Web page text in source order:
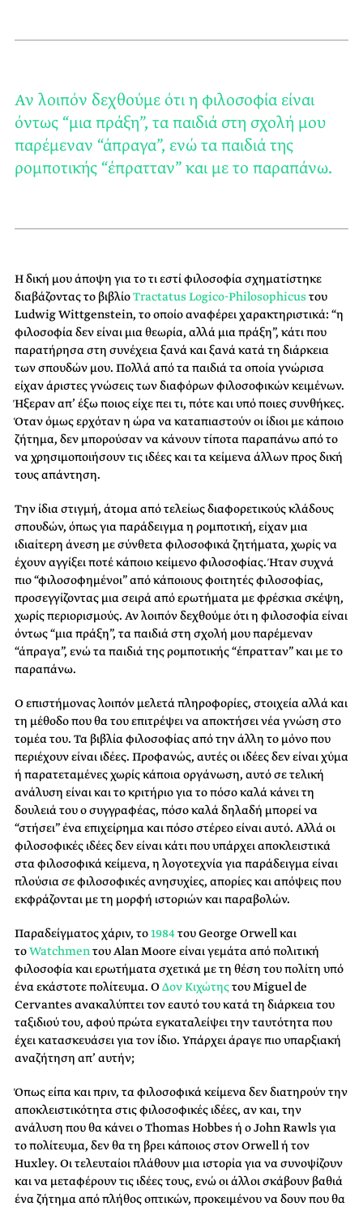
Αν λοιπόν δεχθούμε ότι η φιλοσοφία είναι
όντως “μια πράξη”, τα παιδιά στη σχολή μου
παρέμεναν “άπραγα”, ενώ τα παιδιά της
ρομποτικής “έπρατταν” και με το παραπάνω.
Η δική μου άποψη για το τι εστί φιλοσοφία σχηματίστηκε
διαβάζοντας το βιβλίοTractatus Logico-Philosophicusτου
Ludwig Wittgenstein, το οποίο αναφέρει χαρακτηριστικά: “η
φιλοσοφία δεν είναι μια θεωρία, αλλά μια πράξη”, κάτι που
παρατήρησα στη συνέχεια ξανά και ξανά κατά τη διάρκεια
των σπουδών μου. Πολλά από τα παιδιά τα οποία γνώρισα
είχαν άριστες γνώσεις των διαφόρων φιλοσοφικών κειμένων.
Ήξεραν απ’ έξω ποιος είχε πει τι, πότε και υπό ποιες συνθήκες.
Όταν όμως ερχόταν η ώρα να καταπιαστούν οι ίδιοι με κάποιο
ζήτημα, δεν μπορούσαν να κάνουν τίποτα παραπάνω από το
να χρησιμοποιήσουν τις ιδέες και τα κείμενα άλλων προς δική
τους απάντηση.
Την ίδια στιγμή, άτομα από τελείως διαφορετικούς κλάδους
σπουδών, όπως για παράδειγμα η ρομποτική, είχαν μια
ιδιαίτερη άνεση με σύνθετα φιλοσοφικά ζητήματα, χωρίς να
έχουν αγγίξει ποτέ κάποιο κείμενο φιλοσοφίας. Ήταν συχνά
πιο “φιλοσοφημένοι” από κάποιους φοιτητές φιλοσοφίας,
προσεγγίζοντας μια σειρά από ερωτήματα με φρέσκια σκέψη,
χωρίς περιορισμούς. Αν λοιπόν δεχθούμε ότι η φιλοσοφία είναι
όντως “μια πράξη”, τα παιδιά στη σχολή μου παρέμεναν
“άπραγα”, ενώ τα παιδιά της ρομποτικής “έπρατταν” και με το
παραπάνω.
Ο επιστήμονας λοιπόν μελετά πληροφορίες, στοιχεία αλλά και
τη μέθοδο που θα του επιτρέψει να αποκτήσει νέα γνώση στο
τομέα του. Τα βιβλία φιλοσοφίας από την άλλη το μόνο που
περιέχουν είναι ιδέες. Προφανώς, αυτές οι ιδέες δεν είναι χύμα
ή παρατεταμένες χωρίς κάποια οργάνωση, αυτό σε τελική
ανάλυση είναι και το κριτήριο για το πόσο καλά κάνει τη
δουλειά του ο συγγραφέας, πόσο καλά δηλαδή μπορεί να
“στήσει” ένα επιχείρημα και πόσο στέρεο είναι αυτό. Αλλά οι
φιλοσοφικές ιδέες δεν είναι κάτι που υπάρχει αποκλειστικά
στα φιλοσοφικά κείμενα, η λογοτεχνία για παράδειγμα είναι
πλούσια σε φιλοσοφικές ανησυχίες, απορίες και απόψεις που
εκφράζονται με τη μορφή ιστοριών και παραβολών.
Παραδείγματος χάριν, το1984του George Orwell και
τοWatchmenτου Alan Moore είναι γεμάτα από πολιτική
φιλοσοφία και ερωτήματα σχετικά με τη θέση του πολίτη υπό
ένα εκάστοτε πολίτευμα. ΟΔον Κιχώτηςτου Miguel de
Cervantes ανακαλύπτει τον εαυτό του κατά τη διάρκεια του
ταξιδιού του, αφού πρώτα εγκαταλείψει την ταυτότητα που
έχει κατασκευάσει για τον ίδιο. Υπάρχει άραγε πιο υπαρξιακή
αναζήτηση απ’ αυτήν;
Όπως είπα και πριν, τα φιλοσοφικά κείμενα δεν διατηρούν την
αποκλειστικότητα στις φιλοσοφικές ιδέες, αν και, την
ανάλυση που θα κάνει ο Thomas Hobbes ή ο John Rawls για
το πολίτευμα, δεν θα τη βρει κάποιος στον Orwell ή τον
Huxley. Οι τελευταίοι πλάθουν μια ιστορία για να συνοψίζουν
και να μεταφέρουν τις ιδέες τους, ενώ οι άλλοι σκάβουν βαθιά
ένα ζήτημα από πλήθος οπτικών, προκειμένου να δουν που θα